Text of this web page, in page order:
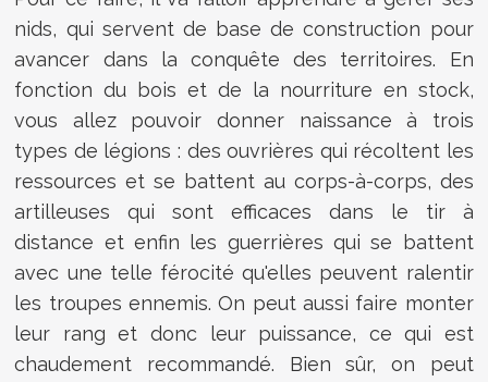
nids, qui servent de base de construction pour
avancer dans la conquête des territoires. En
fonction du bois et de la nourriture en stock,
vous allez pouvoir donner naissance à trois
types de légions : des ouvrières qui récoltent les
ressources et se battent au corps-à-corps, des
artilleuses qui sont efficaces dans le tir à
distance et enfin les guerrières qui se battent
avec une telle férocité qu'elles peuvent ralentir
les troupes ennemis. On peut aussi faire monter
leur rang et donc leur puissance, ce qui est
chaudement recommandé. Bien sûr, on peut